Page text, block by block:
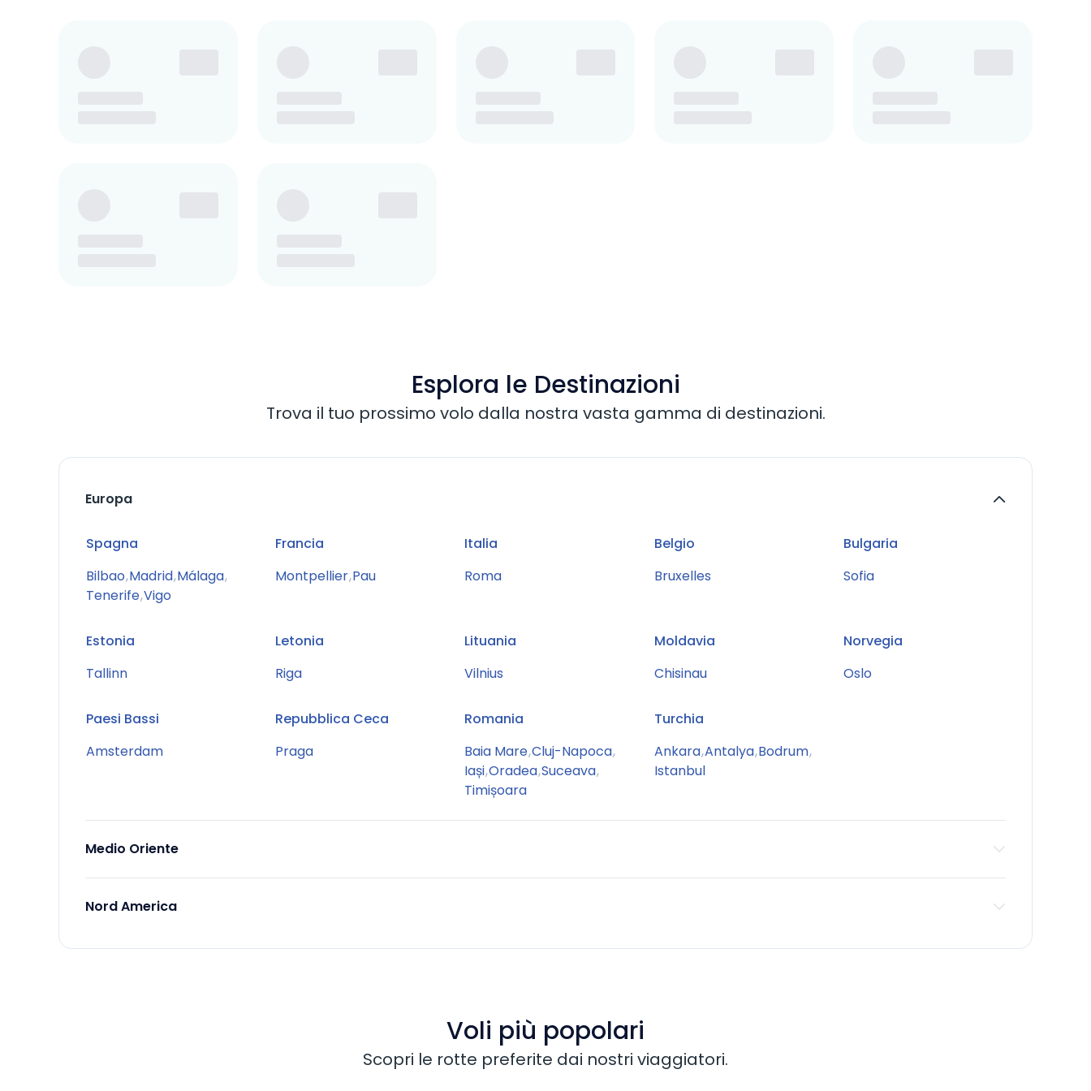
Esplora le Destinazioni
Trova il tuo prossimo volo dalla nostra vasta gamma di destinazioni.
Europa
Spagna
Bilbao,Madrid,Málaga,
Tenerife,Vigo
Francia
Montpellier,Pau
Italia
Roma
Belgio
Bruxelles
Bulgaria
Sofia
Estonia
Tallinn
Letonia
Riga
Lituania
Vilnius
Moldavia
Chisinau
Norvegia
Oslo
Paesi Bassi
Amsterdam
Repubblica Ceca
Praga
Romania
Baia Mare,Cluj-Napoca,
Iași,Oradea,Suceava,
Timișoara
Turchia
Ankara,Antalya,Bodrum,
Istanbul
Medio Oriente
Nord America
Voli più popolari
Scopri le rotte preferite dai nostri viaggiatori.